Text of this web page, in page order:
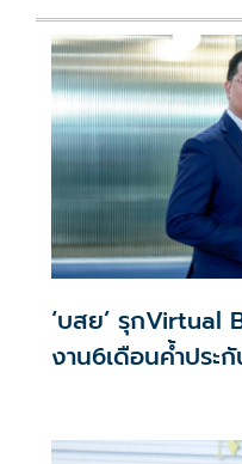
‘บสย’ รุกVirtual
งาน6เดือนค้ำประ